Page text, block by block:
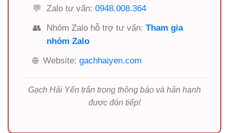
💬
Zalo tư vấn: 0948.008.364
👥
Nhóm Zalo hỗ trợ tư vấn: Tham gia
nhóm Zalo
🌐 Website: gachhaiyen.com
Gạch Hải Yến trân trọng thông báo và hân hạnh
được đón tiếp!